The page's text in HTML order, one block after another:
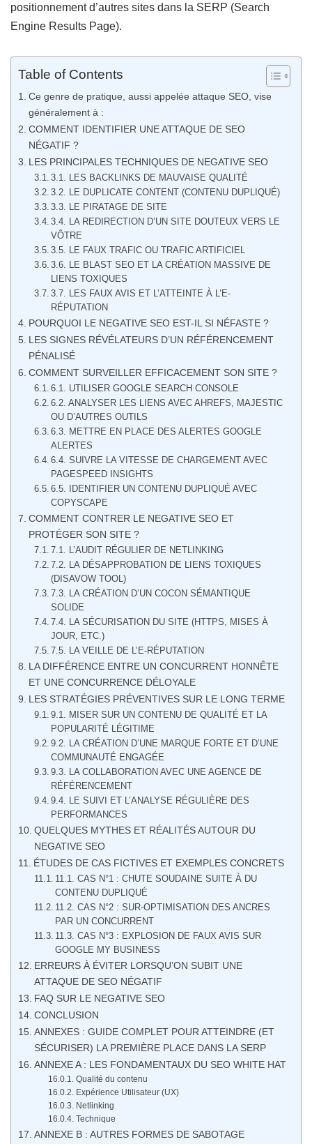
positionnement d’autres sites dans la SERP (Search
Engine Results Page).
Table of Contents
Ce genre de pratique, aussi appelée attaque SEO, vise
généralement à :
COMMENT IDENTIFIER UNE ATTAQUE DE SEO
NÉGATIF ?
LES PRINCIPALES TECHNIQUES DE NEGATIVE SEO
3.1. LES BACKLINKS DE MAUVAISE QUALITÉ
3.2. LE DUPLICATE CONTENT (CONTENU DUPLIQUÉ)
3.3. LE PIRATAGE DE SITE
3.4. LA REDIRECTION D’UN SITE DOUTEUX VERS LE
VÔTRE
3.5. LE FAUX TRAFIC OU TRAFIC ARTIFICIEL
3.6. LE BLAST SEO ET LA CRÉATION MASSIVE DE
LIENS TOXIQUES
3.7. LES FAUX AVIS ET L’ATTEINTE À L’E-
RÉPUTATION
POURQUOI LE NEGATIVE SEO EST-IL SI NÉFASTE ?
LES SIGNES RÉVÉLATEURS D’UN RÉFÉRENCEMENT
PÉNALISÉ
COMMENT SURVEILLER EFFICACEMENT SON SITE ?
6.1. UTILISER GOOGLE SEARCH CONSOLE
6.2. ANALYSER LES LIENS AVEC AHREFS, MAJESTIC
OU D’AUTRES OUTILS
6.3. METTRE EN PLACE DES ALERTES GOOGLE
ALERTES
6.4. SUIVRE LA VITESSE DE CHARGEMENT AVEC
PAGESPEED INSIGHTS
6.5. IDENTIFIER UN CONTENU DUPLIQUÉ AVEC
COPYSCAPE
COMMENT CONTRER LE NEGATIVE SEO ET
PROTÉGER SON SITE ?
7.1. L’AUDIT RÉGULIER DE NETLINKING
7.2. LA DÉSAPPROBATION DE LIENS TOXIQUES
(DISAVOW TOOL)
7.3. LA CRÉATION D’UN COCON SÉMANTIQUE
SOLIDE
7.4. LA SÉCURISATION DU SITE (HTTPS, MISES À
JOUR, ETC.)
7.5. LA VEILLE DE L’E-RÉPUTATION
LA DIFFÉRENCE ENTRE UN CONCURRENT HONNÊTE
ET UNE CONCURRENCE DÉLOYALE
LES STRATÉGIES PRÉVENTIVES SUR LE LONG TERME
9.1. MISER SUR UN CONTENU DE QUALITÉ ET LA
POPULARITÉ LÉGITIME
9.2. LA CRÉATION D’UNE MARQUE FORTE ET D’UNE
COMMUNAUTÉ ENGAGÉE
9.3. LA COLLABORATION AVEC UNE AGENCE DE
RÉFÉRENCEMENT
9.4. LE SUIVI ET L’ANALYSE RÉGULIÈRE DES
PERFORMANCES
QUELQUES MYTHES ET RÉALITÉS AUTOUR DU
NEGATIVE SEO
ÉTUDES DE CAS FICTIVES ET EXEMPLES CONCRETS
11.1. CAS N°1 : CHUTE SOUDAINE SUITE À DU
CONTENU DUPLIQUÉ
11.2. CAS N°2 : SUR-OPTIMISATION DES ANCRES
PAR UN CONCURRENT
11.3. CAS N°3 : EXPLOSION DE FAUX AVIS SUR
GOOGLE MY BUSINESS
ERREURS À ÉVITER LORSQU’ON SUBIT UNE
ATTAQUE DE SEO NÉGATIF
FAQ SUR LE NEGATIVE SEO
CONCLUSION
ANNEXES : GUIDE COMPLET POUR ATTEINDRE (ET
SÉCURISER) LA PREMIÈRE PLACE DANS LA SERP
ANNEXE A : LES FONDAMENTAUX DU SEO WHITE HAT
Qualité du contenu
Expérience Utilisateur (UX)
Netlinking
Technique
ANNEXE B : AUTRES FORMES DE SABOTAGE